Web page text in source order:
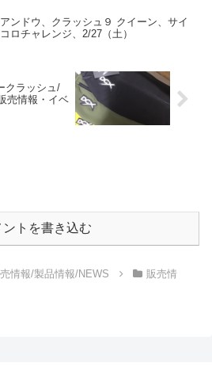
アンドウ、クラッシュ９ クイーン、サイ
コロチャレンジ、2/27（土）
クラッシュ/
売情報・イベ
ントを書き込む
情報/製品情報/NEWS
販売情